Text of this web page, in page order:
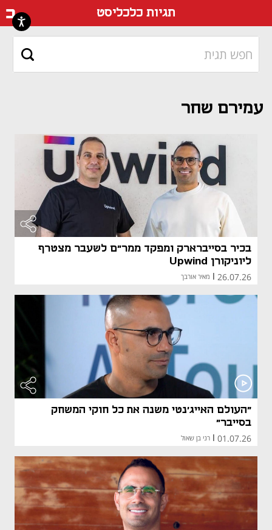
תגיות כלכליסט
עמירם שחר
בכיר בסייברארק ומפקד ממר"ם לשעבר מצטרף
ליוניקורן Upwind
26.07.26 מאיר אורבך
"העולם האייג'נטי משנה את כל חוקי המשחק
בסייבר"
01.07.26 רני בן שאול